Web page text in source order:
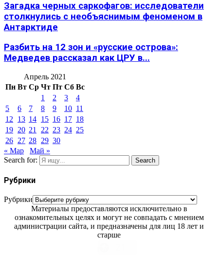
Загадка черных саркофагов: исследователи
столкнулись с необъяснимым феноменом в
Антарктиде
Разбить на 12 зон и «русские острова»:
Медведев рассказал как ЦРУ в...
Апрель 2021
Пн Вт Ср Чт Пт Сб Вс
1
2 3
4
5
6 7 8 9 10 11
12
13 14 15 16 17 18
19 20 21 22 23 24 25
26 27 28 29 30
« Мар
Май »
Search for:
Search
Рубрики
Рубрики
Материалы предоставляются исключительно в
ознакомительных целях и могут не совпадать с мнением
администрации сайта, и предназначены для лиц 18 лет и
старше